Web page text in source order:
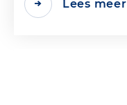
Lees meer